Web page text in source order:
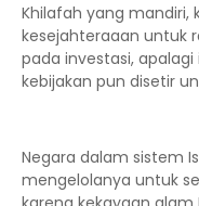
Khilafah yang mandiri,
kesejahteraaan untuk
pada investasi,
kebijakan pun disetir
Negara dalam sistem
mengelolanya untuk